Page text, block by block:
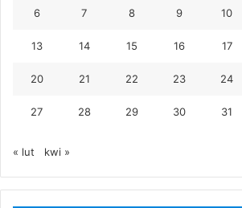
6 7 8 9 10
13 14 15 16 17
20 21 22 23 24
27 28 29 30 31
« lut kwi »